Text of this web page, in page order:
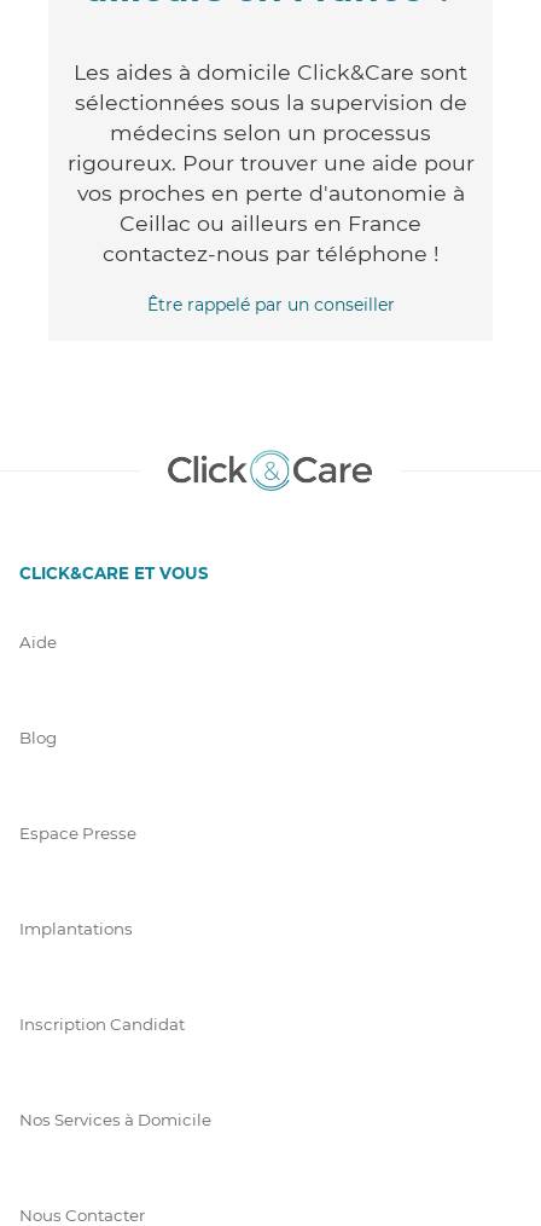
Les aides à domicile Click&Care sont
sélectionnées sous la supervision de
médecins selon un processus
rigoureux. Pour trouver une aide pour
vos proches en perte d'autonomie à
Ceillac ou ailleurs en France
contactez-nous par téléphone !
Être rappelé par un conseiller
CLICK&CARE ET VOUS
Aide
Blog
Espace Presse
Implantations
Inscription Candidat
Nos Services à Domicile
Nous Contacter